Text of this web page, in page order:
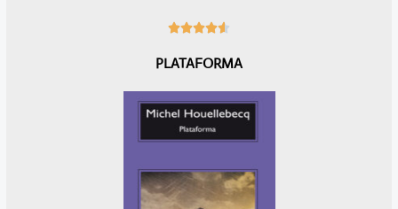

6
PLATAFORMA